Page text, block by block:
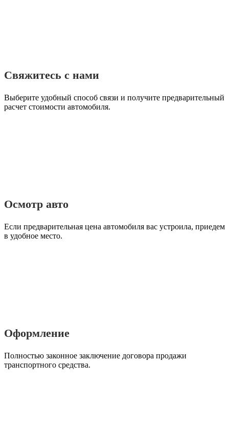
Свяжитесь с нами
Выберите удобный способ связи и получите предварительный
расчет стоимости автомобиля.
Осмотр авто
Если предварительная цена автомобиля вас устроила, приедем
в удобное место.
Оформление
Полностью законное заключение договора продажи
транспортного средства.